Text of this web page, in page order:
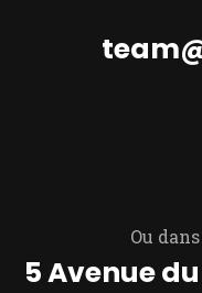
Ou
5 Avenue